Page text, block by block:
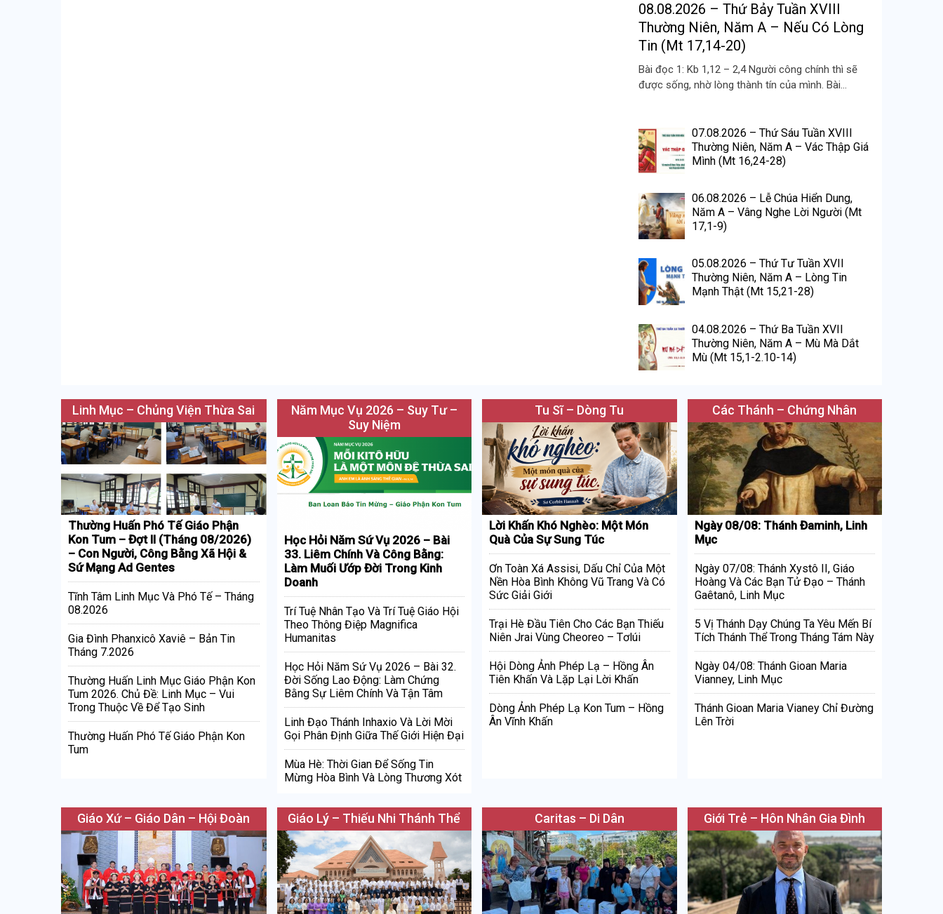
08.08.2026 – Thứ Bảy Tuần XVIII
Thường Niên, Năm A – Nếu Có Lòng
Tin (Mt 17,14-20)
Bài đọc 1: Kb 1,12 – 2,4 Người công chính thì sẽ
được sống, nhờ lòng thành tín của mình. Bài...
07.08.2026 – Thứ Sáu Tuần XVIII
Thường Niên, Năm A – Vác Thập Giá
Mình (Mt 16,24-28)
06.08.2026 – Lễ Chúa Hiển Dung,
Năm A – Vâng Nghe Lời Người (Mt
17,1-9)
05.08.2026 – Thứ Tư Tuần XVII
Thường Niên, Năm A – Lòng Tin
Mạnh Thật (Mt 15,21-28)
04.08.2026 – Thứ Ba Tuần XVII
Thường Niên, Năm A – Mù Mà Dắt
Mù (Mt 15,1-2.10-14)
Linh Mục – Chủng Viện Thừa Sai
Thường Huấn Phó Tế Giáo Phận
Kon Tum – Đợt II (Tháng 08/2026)
– Con Người, Công Bằng Xã Hội &
Sứ Mạng Ad Gentes
Tĩnh Tâm Linh Mục Và Phó Tế – Tháng
08.2026
Gia Đình Phanxicô Xaviê – Bản Tin
Tháng 7.2026
Thường Huấn Linh Mục Giáo Phận Kon
Tum 2026. Chủ Đề: Linh Mục – Vui
Trong Thuộc Về Để Tạo Sinh
Thường Huấn Phó Tế Giáo Phận Kon
Tum
Năm Mục Vụ 2026 – Suy Tư –
Suy Niệm
Học Hỏi Năm Sứ Vụ 2026 – Bài
33. Liêm Chính Và Công Bằng:
Làm Muối Ướp Đời Trong Kinh
Doanh
Trí Tuệ Nhân Tạo Và Trí Tuệ Giáo Hội
Theo Thông Điệp Magnifica
Humanitas
Học Hỏi Năm Sứ Vụ 2026 – Bài 32.
Đời Sống Lao Động: Làm Chứng
Bằng Sự Liêm Chính Và Tận Tâm
Linh Đạo Thánh Inhaxio Và Lời Mời
Gọi Phân Định Giữa Thế Giới Hiện Đại
Mùa Hè: Thời Gian Để Sống Tin
Mừng Hòa Bình Và Lòng Thương Xót
Tu Sĩ – Dòng Tu
Lời Khấn Khó Nghèo: Một Món
Quà Của Sự Sung Túc
Ơn Toàn Xá Assisi, Dấu Chỉ Của Một
Nền Hòa Bình Không Vũ Trang Và Có
Sức Giải Giới
Trại Hè Đầu Tiên Cho Các Bạn Thiếu
Niên Jrai Vùng Cheoreo – Tơlúi
Hội Dòng Ảnh Phép Lạ – Hồng Ân
Tiên Khấn Và Lặp Lại Lời Khấn
Dòng Ảnh Phép Lạ Kon Tum – Hồng
Ân Vĩnh Khấn
Các Thánh – Chứng Nhân
Ngày 08/08: Thánh Đaminh, Linh
Mục
Ngày 07/08: Thánh Xystô II, Giáo
Hoàng Và Các Bạn Tử Đạo – Thánh
Gaêtanô, Linh Mục
5 Vị Thánh Dạy Chúng Ta Yêu Mến Bí
Tích Thánh Thể Trong Tháng Tám Này
Ngày 04/08: Thánh Gioan Maria
Vianney, Linh Mục
Thánh Gioan Maria Vianey Chỉ Đường
Lên Trời
Giáo Xứ – Giáo Dân – Hội Đoàn Giáo Lý – Thiếu Nhi Thánh Thể Caritas – Di Dân Giới Trẻ – Hôn Nhân Gia Đình